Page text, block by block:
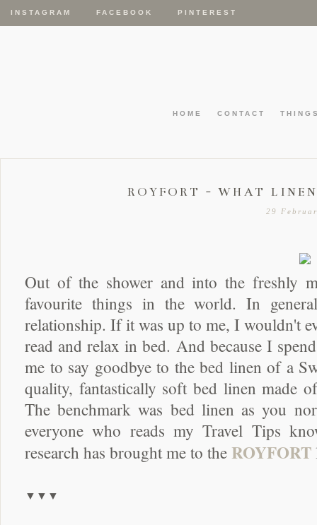
INSTAGRAM FACEBOOK PINTEREST
HOME CONTACT
ROYFORT - WHAT
29
Out of the shower and into the freshly
favourite things in the world. In
relationship. If it was up to me, I wouldn't
read and relax in bed. And because I
me to say goodbye to the bed linen of a
quality, fantastically soft bed linen made
The benchmark was bed linen as you
everyone who reads my Travel Tips
research has brought me to the ROYFORT
▼▼▼